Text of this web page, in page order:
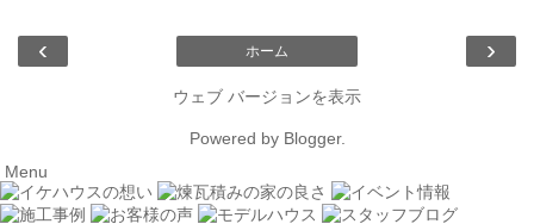
‹ ›
ホーム
ウェブ バージョンを表示
Powered by Blogger.
Menu